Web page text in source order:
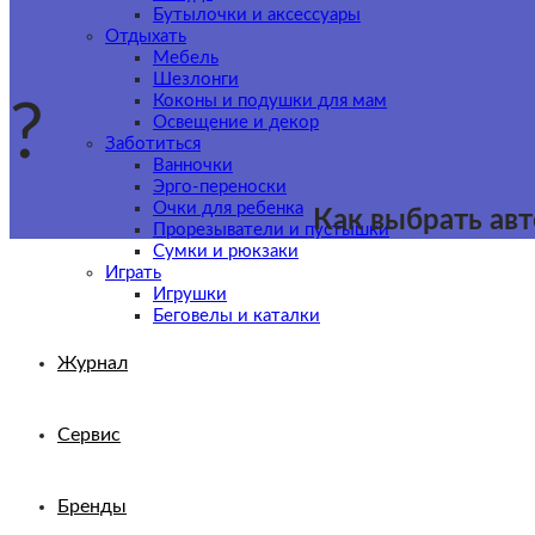
Бутылочки и аксессуары
Отдыхать
Мебель
Шезлонги
Коконы и подушки для мам
Освещение и декор
Заботиться
Ванночки
Эрго-переноски
Очки для ребенка
Прорезыватели и пустышки
Сумки и рюкзаки
Играть
Игрушки
Беговелы и каталки
Журнал
Сервис
Бренды
?
Как выбрать